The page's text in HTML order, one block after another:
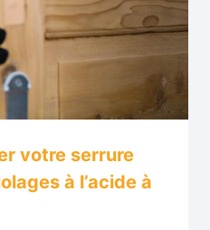
votre serrure
à l’acide à